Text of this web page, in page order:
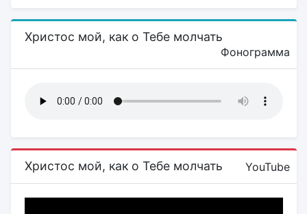
Христос мой, как о Тебе молчать
Фонограмма
Христос мой, как о Тебе молчать YouTube